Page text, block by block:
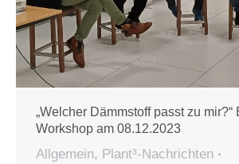
„Welcher Dämmstoff passt zu mir?“
Workshop am 08.12.2023
Allgemein, Plant³-Nachrichten